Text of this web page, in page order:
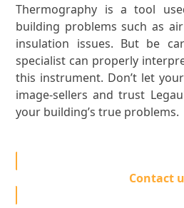
Thermography is a tool
building problems such as
insulation issues. But be
specialist can properly
this instrument. Don’t let
image-sellers and trust
your building’s true problems.
Contact